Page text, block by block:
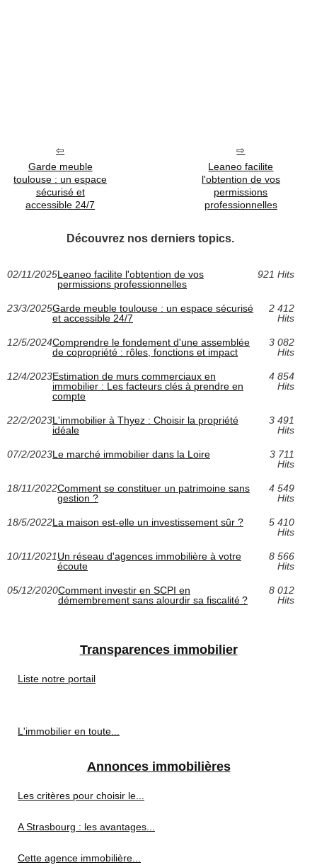
Garde meuble
toulouse : un espace
sécurisé et
accessible 24/7
Leaneo facilite
l'obtention de vos
permissions
professionnelles
Découvrez nos derniers topics.
02/11/2025Leaneo facilite l'obtention de vos
permissions professionnelles
921 Hits
23/3/2025Garde meuble toulouse : un espace sécurisé
et accessible 24/7
2 412
Hits
12/5/2024Comprendre le fondement d'une assemblée
de copropriété : rôles, fonctions et impact
3 082
Hits
12/4/2023Estimation de murs commerciaux en
immobilier : Les facteurs clés à prendre en
compte
4 854
Hits
22/2/2023L'immobilier à Thyez : Choisir la propriété
idéale
3 491
Hits
07/2/2023Le marché immobilier dans la Loire
3 711
Hits
18/11/2022Comment se constituer un patrimoine sans
gestion ?
4 549
Hits
18/5/2022La maison est-elle un investissement sûr ?
5 410
Hits
10/11/2021Un réseau d'agences immobilière à votre
écoute
8 566
Hits
05/12/2020Comment investir en SCPI en
démembrement sans alourdir sa fiscalité ?
8 012
Hits
Transparences immobilier
Liste notre portail
L'immobilier en toute...
Annonces immobilières
Les critères pour choisir le...
A Strasbourg : les avantages...
Cette agence immobilière...